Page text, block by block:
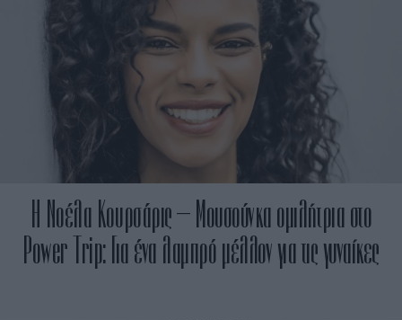
Η Νοέλα Κουρσάρις – Μουσούνκα ομιλήτρια στο
Power Trip: Για ένα λαμπρό μέλλον για τις γυναίκες